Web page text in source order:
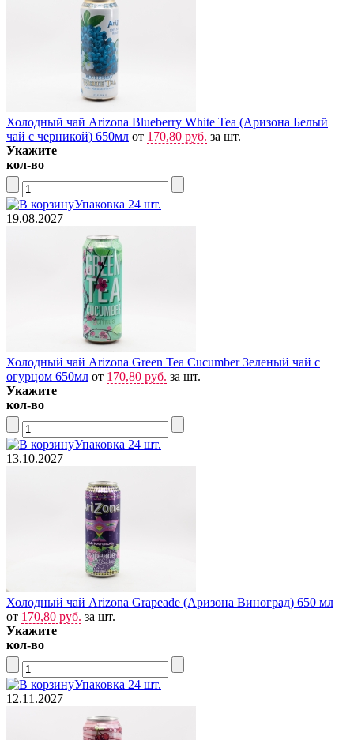
Холодный чай Arizona Blueberry White Tea (Аризона Белый
чай с черникой) 650мл от 170,80 руб. за шт.
Укажите
кол-во
Упаковка 24 шт.
19.08.2027
Холодный чай Arizona Green Tea Cucumber Зеленый чай с
огурцом 650мл от 170,80 руб. за шт.
Укажите
кол-во
Упаковка 24 шт.
13.10.2027
Холодный чай Arizona Grapeade (Аризона Виноград) 650 мл
от 170,80 руб. за шт.
Укажите
кол-во
Упаковка 24 шт.
12.11.2027